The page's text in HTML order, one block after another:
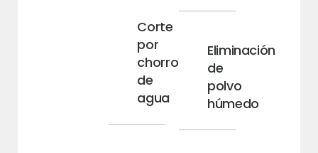
Corte
por
chorro
de
agua
Eliminación
de
polvo
húmedo